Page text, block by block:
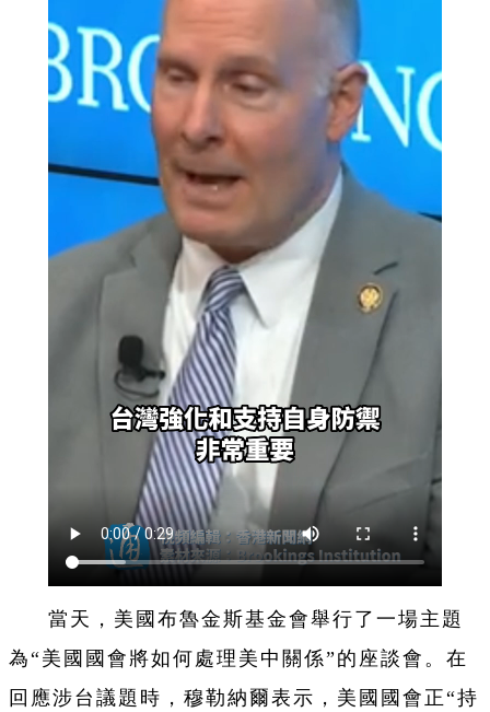
當天，美國布魯金斯基金會舉行了一場主題
為“美國國會將如何處理美中關係”的座談會。在
回應涉台議題時，穆勒納爾表示，美國國會正“持